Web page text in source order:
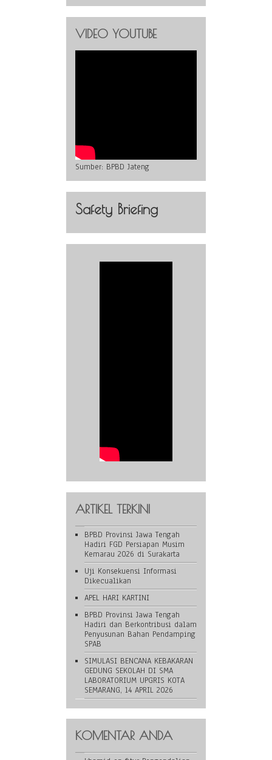
VIDEO YOUTUBE
Sumber: BPBD Jateng
Safety Briefing
ARTIKEL TERKINI
BPBD Provinsi Jawa Tengah
Hadiri FGD Persiapan Musim
Kemarau 2026 di Surakarta
Uji Konsekuensi Informasi
Dikecualikan
APEL HARI KARTINI
BPBD Provinsi Jawa Tengah
Hadiri dan Berkontribusi dalam
Penyusunan Bahan Pendamping
SPAB
SIMULASI BENCANA KEBAKARAN
GEDUNG SEKOLAH DI SMA
LABORATORIUM UPGRIS KOTA
SEMARANG, 14 APRIL 2026
KOMENTAR ANDA